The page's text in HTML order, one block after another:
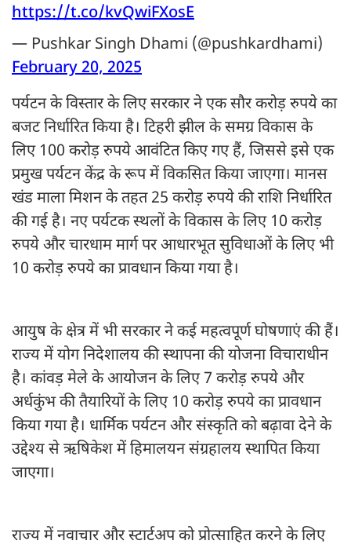
https://t.co/kvQwiFXosE
— Pushkar Singh Dhami (@pushkardhami)
February 20, 2025
पर्यटन के विस्तार के लिए सरकार ने एक सौर करोड़ रुपये का
बजट निर्धारित किया है। टिहरी झील के समग्र विकास के
लिए 100 करोड़ रुपये आवंटित किए गए हैं, जिससे इसे एक
प्रमुख पर्यटन केंद्र के रूप में विकसित किया जाएगा। मानस
खंड माला मिशन के तहत 25 करोड़ रुपये की राशि निर्धारित
की गई है। नए पर्यटक स्थलों के विकास के लिए 10 करोड़
रुपये और चारधाम मार्ग पर आधारभूत सुविधाओं के लिए भी
10 करोड़ रुपये का प्रावधान किया गया है।
आयुष के क्षेत्र में भी सरकार ने कई महत्वपूर्ण घोषणाएं की हैं।
राज्य में योग निदेशालय की स्थापना की योजना विचाराधीन
है। कांवड़ मेले के आयोजन के लिए 7 करोड़ रुपये और
अर्धकुंभ की तैयारियों के लिए 10 करोड़ रुपये का प्रावधान
किया गया है। धार्मिक पर्यटन और संस्कृति को बढ़ावा देने के
उद्देश्य से ऋषिकेश में हिमालयन संग्रहालय स्थापित किया
जाएगा।
राज्य में नवाचार और स्टार्टअप को प्रोत्साहित करने के लिए